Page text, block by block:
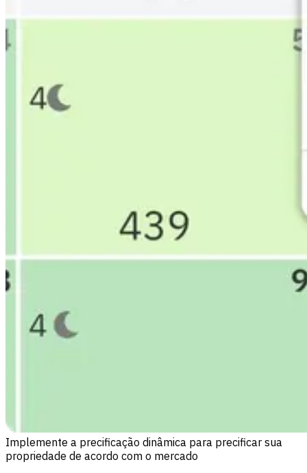
Implemente a precificação dinâmica para precificar sua
propriedade de acordo com o mercado